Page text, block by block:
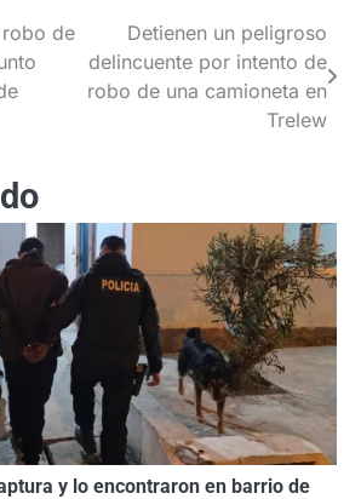
de
Detienen un peligroso
delincuente por intento de
robo de una camioneta en
Trelew
y lo encontraron en barrio de